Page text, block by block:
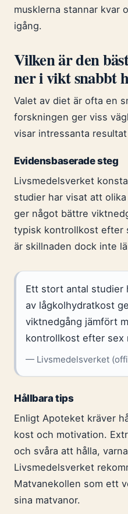
musklerna stannar kvar
igång.
Vilken är den
ner i vikt snabbt
Valet av diet är ofta en
forskningen ger viss
visar intressanta
Evidensbaserade steg
Livsmedelsverket
studier har visat att
ger något bättre
typisk kontrollkost efter
är skillnaden dock inte
Ett stort antal studier
av lågkolhydratkost
viktnedgång jämfört
kontrollkost efter sex
— Livsmedelsverket
Hållbara tips
Enligt Apoteket kräver
kost och motivation.
och svåra att hålla,
Livsmedelsverket
Matvanekollen som ett
sina matvanor.